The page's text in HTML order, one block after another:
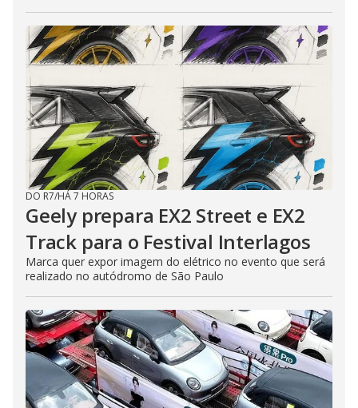
DO R7/HÁ 7 HORAS
Geely prepara EX2 Street e EX2
Track para o Festival Interlagos
Marca quer expor imagem do elétrico no evento que será
realizado no autódromo de São Paulo